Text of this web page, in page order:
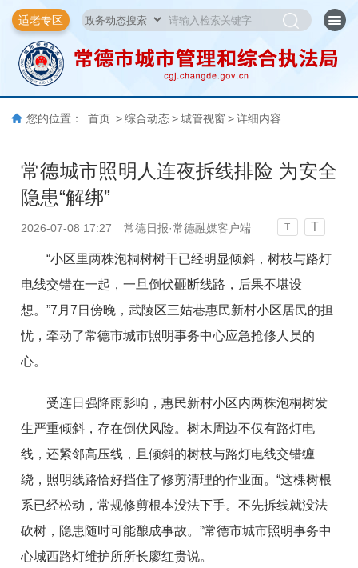
适老专区
您的位置： 首页 > 综合动态 > 城管视窗 > 详细内容
常德城市照明人连夜拆线排险 为安全
隐患“解绑”
2026-07-08 17:27 常德日报·常德融媒客户端 T T
“小区里两株泡桐树树干已经明显倾斜，树枝与路灯
电线交错在一起，一旦倒伏砸断线路，后果不堪设
想。”7月7日傍晚，武陵区三姑巷惠民新村小区居民的担
忧，牵动了常德市城市照明事务中心应急抢修人员的
心。
受连日强降雨影响，惠民新村小区内两株泡桐树发
生严重倾斜，存在倒伏风险。树木周边不仅有路灯电
线，还紧邻高压线，且倾斜的树枝与路灯电线交错缠
绕，照明线路恰好挡住了修剪清理的作业面。“这棵树根
系已经松动，常规修剪根本没法下手。不先拆线就没法
砍树，隐患随时可能酿成事故。”常德市城市照明事务中
心城西路灯维护所所长廖红贵说。